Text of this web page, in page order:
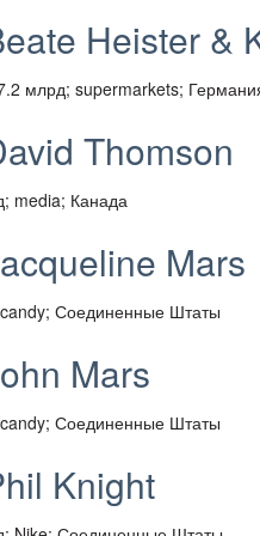
Heister &
млрд; supermarkets;
Thomson
media; Канада
Mars
Соединенные Штаты
Mars
Соединенные Штаты
Knight